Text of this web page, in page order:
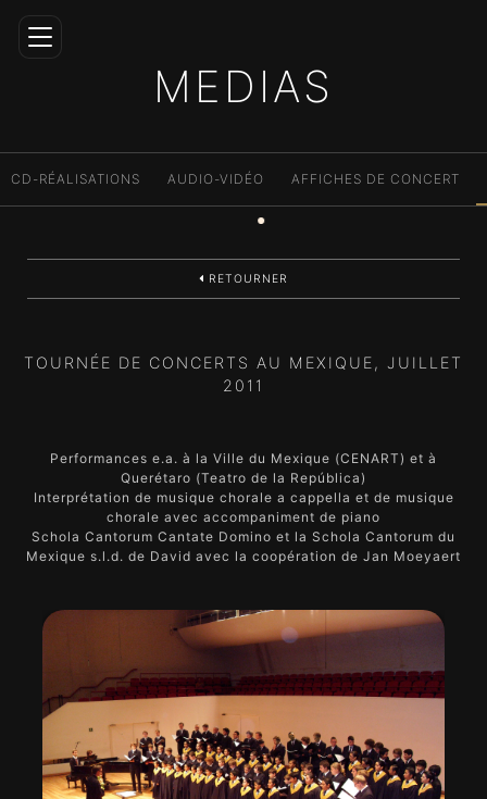
Home
Artistique
Répertoire
MEDIAS
CD-RÉALISATIONS AUDIO-VIDÉO AFFICHES DE CONCERT
RETOURNER
TOURNÉE DE CONCERTS AU MEXIQUE, JUILLET
2011
Performances e.a. à la Ville du Mexique (CENART) et à
Querétaro (Teatro de la República)
Interprétation de musique chorale a cappella et de musique
chorale avec accompaniment de piano
Schola Cantorum Cantate Domino et la Schola Cantorum du
Mexique s.l.d. de David avec la coopération de Jan Moeyaert